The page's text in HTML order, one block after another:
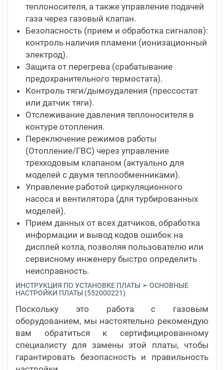
теплоносителя, а также управление подачей
газа через газовый клапан.
Безопасность (прием и обработка сигналов):
контроль наличия пламени (ионизационный
электрод).
Защита от перегрева (срабатывание
предохранительного термостата).
Контроль тяги/дымоудаления (прессостат
или датчик тяги).
Отслеживание давления теплоносителя в
контуре отопления.
Переключение режимов работы
(Отопление/ГВС) через управление
трехходовым клапаном (актуально для
моделей с двумя теплообменниками).
Управление работой циркуляционного
насоса и вентилятора (для турбированных
моделей).
Прием данных от всех датчиков, обработка
информации и вывод кодов ошибок на
дисплей котла, позволяя пользователю или
сервисному инженеру быстро определить
неисправность.
ИНСТРУКЦИЯ ПО УСТАНОВКЕ ПЛАТЫ ➣ ОСНОВНЫЕ
НАСТРОЙКИ ПЛАТЫ (552000221)
Поскольку это работа с газовым
оборудованием, мы настоятельно рекомендую
вам обратиться к сертифицированному
специалисту для замены этой платы, чтобы
гарантировать безопасность и правильность